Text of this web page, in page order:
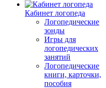
Кабинет логопеда
Логопедические
зонды
Игры для
логопедических
занятий
Логопедические
книги, карточки,
пособия